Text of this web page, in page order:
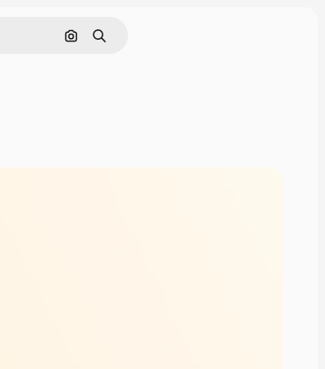
Cerca per immagine
Ricerca